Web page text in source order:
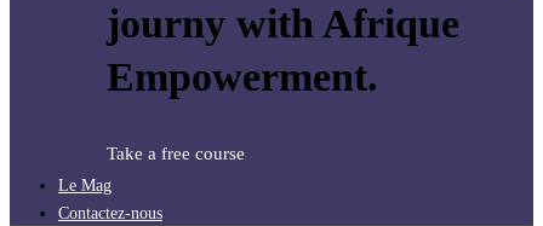
journy with Afrique
Empowerment.
Take a free course
Le Mag
Contactez-nous